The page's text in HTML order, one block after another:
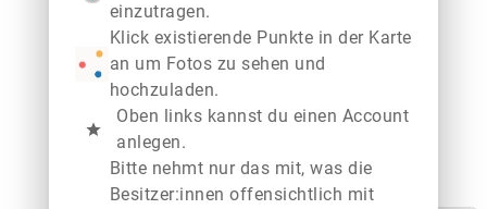
einzutragen.
Klick existierende Punkte in der Karte
an um Fotos zu sehen und
hochzuladen.
star
Oben links kannst du einen Account
anlegen.
Bitte nehmt nur das mit, was die
Besitzer:innen offensichtlich mit